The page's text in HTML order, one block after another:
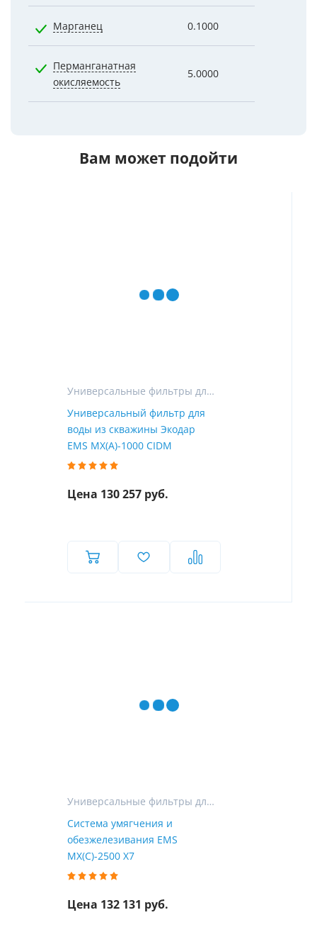
Марганец 0.1000
Перманганатная
окисляемость
5.0000
Вам может подойти
Универсальные фильтры для очистки воды в частном доме
Универсальный фильтр для
воды из скважины Экодар
EMS MX(A)-1000 CIDM
Цена 130 257 руб.
Универсальные фильтры для очистки воды в частном доме
Система умягчения и
обезжелезивания EMS
MX(C)-2500 X7
Цена 132 131 руб.